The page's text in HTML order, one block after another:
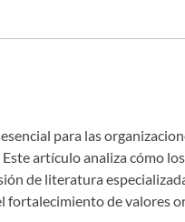
para las
artículo analiza cómo
de literatura
fortalecimiento de valores